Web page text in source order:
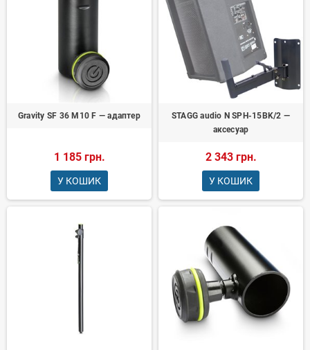
Gravity SF 36 M10 F — адаптер
1 185 грн.
У КОШИК
STAGG audio N SPH-15BK/2 —
аксесуар
2 343 грн.
У КОШИК